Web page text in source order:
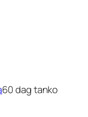
60 dag tanko